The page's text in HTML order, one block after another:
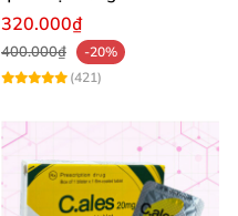
nhanh
320.000₫
400.000₫
-20%
(421)